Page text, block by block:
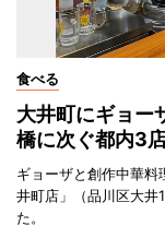
食べる
大井町にギョ
橋に次ぐ都内3
ギョーザと創作中華
井町店」（品川区大井
た。